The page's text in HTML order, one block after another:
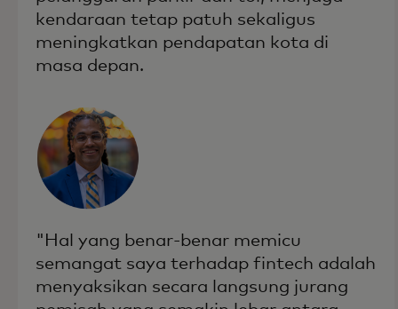
kendaraan tetap patuh sekaligus
meningkatkan pendapatan kota di
masa depan.
"Hal yang benar-benar memicu
semangat saya terhadap fintech adalah
menyaksikan secara langsung jurang